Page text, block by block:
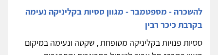
להשכרה - מספטמבר - מגוון ססיות בקליניקה נעימה
בקרבת כיכר רבין
ססיות פנויות בקליניקה מטופחת , שקטה ונעימה במיקום